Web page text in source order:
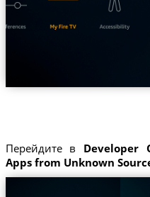
Перейдите в Developer
Apps from Unknown